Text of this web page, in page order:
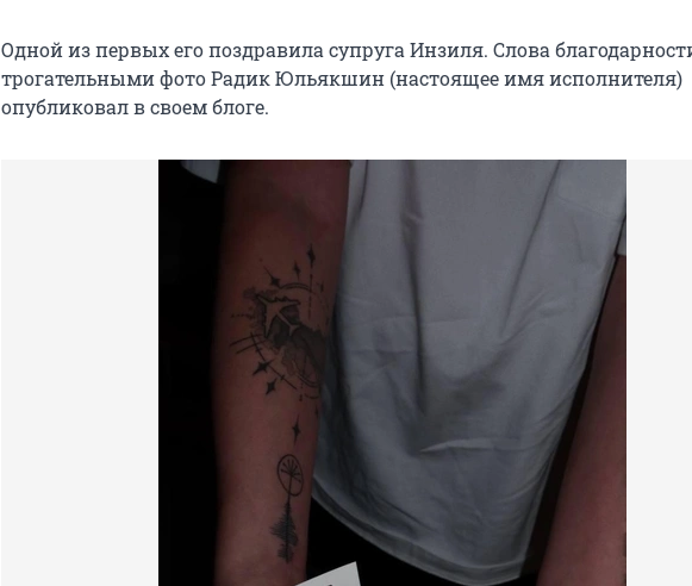
Одной из первых его поздравила супруга Инзиля. Слова
трогательными фото Радик Юльякшин (настоящее имя исполнителя)
опубликовал в своем блоге.